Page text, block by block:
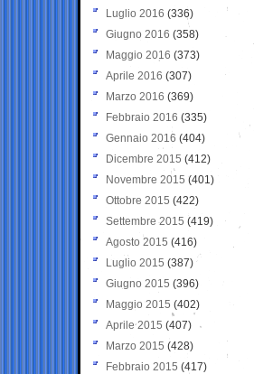
Luglio 2016 (336)
Giugno 2016 (358)
Maggio 2016 (373)
Aprile 2016 (307)
Marzo 2016 (369)
Febbraio 2016 (335)
Gennaio 2016 (404)
Dicembre 2015 (412)
Novembre 2015 (401)
Ottobre 2015 (422)
Settembre 2015 (419)
Agosto 2015 (416)
Luglio 2015 (387)
Giugno 2015 (396)
Maggio 2015 (402)
Aprile 2015 (407)
Marzo 2015 (428)
Febbraio 2015 (417)